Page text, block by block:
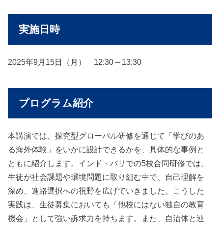
実施日時
2025年9月15日（月） 12:30 – 13:30
プログラム紹介
本講演では、探究型グローバル研修を通じて「学びのあ
る海外体験」をいかに設計できるかを、具体的な事例と
ともに紹介します。インド・バリでの5校合同研修では、
生徒が社会課題や環境問題に取り組む中で、自己理解を
深め、進路選択への視野を広げていきました。こうした
実践は、生徒募集においても「他校にはない独自の教育
機会」として強い訴求力を持ちます。また、自治体と連